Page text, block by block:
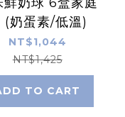
(奶蛋素/低溫)
NT$1,044
NT$1,425
TO CART